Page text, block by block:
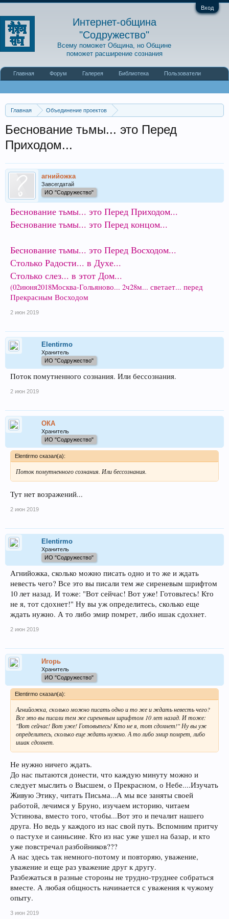
Вход
Интернет-община
"Содружество"
Всему поможет Община, но Общине
поможет расширение сознания
Главная
Объединение проектов
Психологические вопросы и их согласование
Беснование тьмы... это Перед
Приходом...
агнийожка
Завсегдатай
ИО "Содружество"
Беснование тьмы... это Перед Приходом...
Беснование тьмы... это Перед концом...
Беснование тьмы... это Перед Восходом...
Столько Радости... в Духе...
Столько слез... в этот Дом...
(02июня2018Москва-Гольяново... 2ч28м... светает... перед
Прекрасным Восходом
2 июн 2019
Elentirmo
Хранитель
ИО "Содружество"
Поток помутненного сознания. Или бессознания.
2 июн 2019
ОКА
Хранитель
ИО "Содружество"
Elentirmo сказал(а):
Поток помутненного сознания. Или бессознания.
Тут нет возражений...
2 июн 2019
Elentirmo
Хранитель
ИО "Содружество"
Агнийожка, сколько можно писать одно и то же и ждать
невесть чего? Все это вы писали тем же сиреневым шрифтом
10 лет назад. И тоже: "Вот сейчас! Вот уже! Готовьтесь! Кто
не я, тот сдохнет!" Ну вы уж определитесь, сколько еще
ждать нужно. А то либо эмир помрет, либо ишак сдохнет.
2 июн 2019
Игорь
Хранитель
ИО "Содружество"
Elentirmo сказал(а):
Агнийожка, сколько можно писать одно и то же и ждать невесть чего?
Все это вы писали тем же сиреневым шрифтом 10 лет назад. И тоже:
"Вот сейчас! Вот уже! Готовьтесь! Кто не я, тот сдохнет!" Ну вы уж
определитесь, сколько еще ждать нужно. А то либо эмир помрет, либо
ишак сдохнет.
Не нужно ничего ждать.
До нас пытаются донести, что каждую минуту можно и
следует мыслить о Высшем, о Прекрасном, о Небе....Изучать
Живую Этику, читать Письма...А мы все заняты своей
работой, лечимся у Бруно, изучаем историю, читаем
Устинова, вместо того, чтобы...Вот это и печалит нашего
друга. Но ведь у каждого из нас свой путь. Вспомним притчу
о пастухе и санньсине. Кто из нас уже ушел на базар, и кто
уже повстречал разбойников???
А нас здесь так немного-потому и повторяю, уважение,
уважение и еще раз уважение друг к другу.
Разбежаться в разные стороны не трудно-труднее собраться
вместе. А любая общность начинается с уважения к чужому
опыту.
3 июн 2019
Главная Форум Галерея Библиотека Пользователи